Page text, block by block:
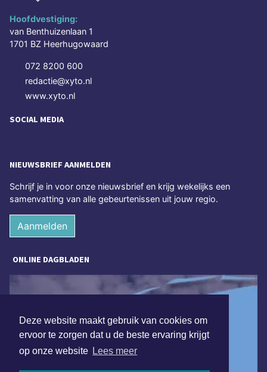
Deze website maakt gebruik van cookies om
ervoor te zorgen dat u de beste ervaring krijgt
op onze website Lees meer
Hoofdvestiging:
van Benthuizenlaan 1
1701 BZ Heerhugowaard
072 8200 600
redactie@xyto.nl
www.xyto.nl
SOCIAL MEDIA
NIEUWSBRIEF AANMELDEN
Schrijf je in voor onze nieuwsbrief en krijg wekelijks een
samenvatting van alle gebeurtenissen uit jouw regio.
Aanmelden
ONLINE DAGBLADEN